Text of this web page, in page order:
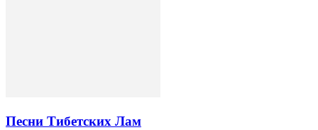
Песни Тибетских Лам